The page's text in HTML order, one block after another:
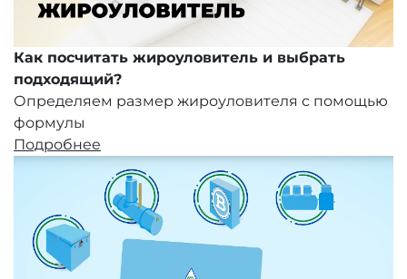
Как посчитать жироуловитель и выбрать
подходящий?
Определяем размер жироуловителя с помощью
формулы
Подробнее